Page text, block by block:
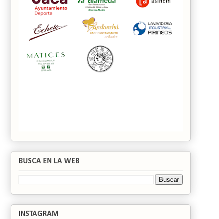
BUSCA EN LA WEB
INSTAGRAM